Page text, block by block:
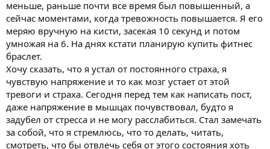
меньше, раньше почти все время был повышенный, а
сейчас моментами, когда тревожность повышается. Я его
меряю вручную на кисти, засекая 10 секунд и потом
умножая на 6. На днях кстати планирую купить фитнес
браслет.
Хочу сказать, что я устал от постоянного страха, я
чувствую напряжение и то как мозг устает от этой
тревоги и страха. Сегодня перед тем как написать пост,
даже напряжение в мышцах почувствовал, будто я
задубел от стресса и не могу расслабиться. Стал замечать
за собой, что я стремлюсь, что то делать, читать,
смотреть, что бы отвлечь себя от этого состояния хоть